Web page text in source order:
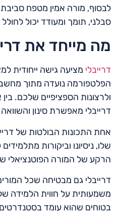
לבסוף, מורה אמין מטפח סביבת
סבלני, תומך ומעודד יכול
מה מייחד את
דרייבלי מציעה גישה ייחודית
הפלטפורמה נועדה מתוך
ולרצונות הספציפיים שלכם.
דרייבלי מאפשרת סינון
אחת התכונות הבולטות של
שלו, ניסיונו וביקורות
הרקע של המורה הפוטנציאלי
דרייבלי גם מבטיחה שכל
משמעותית על חווית הלמידה
בטוחים שהוא עומד